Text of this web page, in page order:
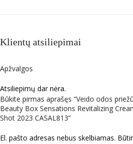
Klientų atsiliepimai
Apžvalgos
Atsiliepimų dar nėra.
Būkite pirmas aprašęs “Veido odos
Beauty Box Sensations Revitalizing
Shot 2023 CASAL813”
El. pašto adresas nebus skelbiamas.